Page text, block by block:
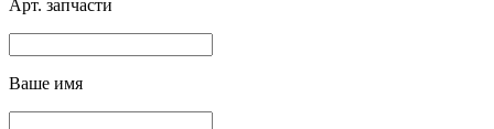
Арт. запчасти
Ваше имя